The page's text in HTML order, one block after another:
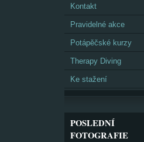
Kontakt
Pravidelné akce
Potápěčské kurzy
Therapy Diving
Ke stažení
POSLEDNÍ
FOTOGRAFIE